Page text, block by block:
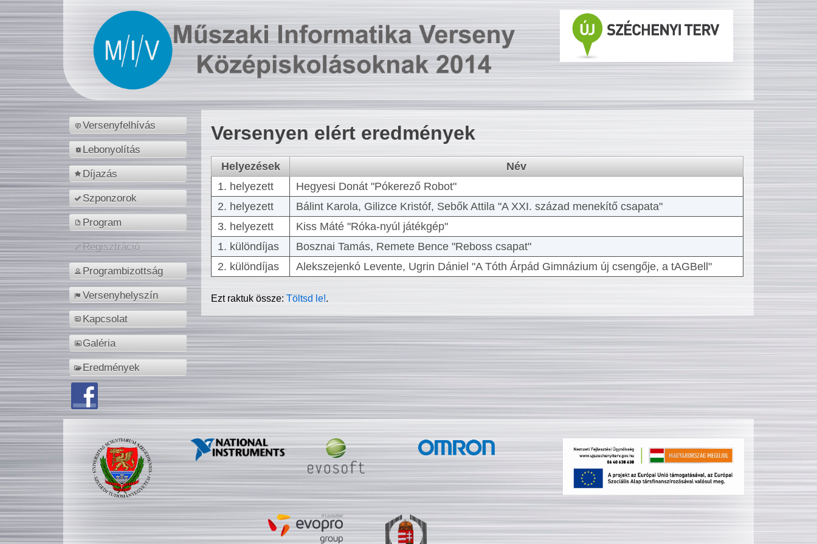
Versenyfelhívás
Lebonyolítás
Díjazás
Szponzorok
Program
Regisztráció
Programbizottság
Versenyhelyszín
Kapcsolat
Galéria
Eredmények
Versenyen elért eredmények
Helyezések
Név
1. helyezett
Hegyesi Donát "Pókerező Robot"
2. helyezett
Bálint Karola, Gilizce Kristóf, Sebők Attila "A XXI. század menekítő csapata"
3. helyezett
Kiss Máté "Róka-nyúl játékgép"
1. különdíjas
Bosznai Tamás, Remete Bence "Reboss csapat"
2. különdíjas
Alekszejenkó Levente, Ugrin Dániel "A Tóth Árpád Gimnázium új csengője, a tAGBell"
Ezt raktuk össze:Töltsd le!.